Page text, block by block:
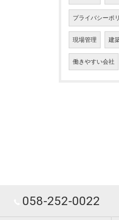
プライバシーポ
現場管理 建
働きやすい会社
058-252-0022